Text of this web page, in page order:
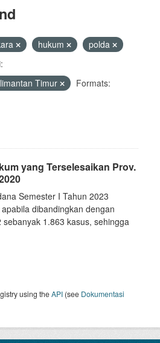
hukum
polda
Timur
Formats:
yang Terselesaikan Prov.
Semester I Tahun 2023
dibandingkan dengan
1.863 kasus, sehingga
using theAPI (see Dokumentasi